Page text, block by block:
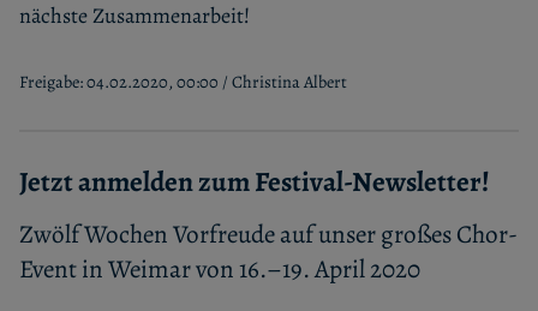
nächste Zusammenarbeit!
Freigabe: 04.02.2020, 00:00 / Christina Albert
Jetzt anmelden zum Festival-Newsletter!
Zwölf Wochen Vorfreude auf unser großes Chor-
Event in Weimar von 16.–19. April 2020